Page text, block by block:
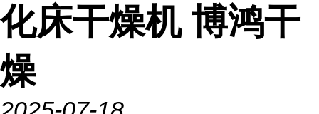
化床干燥机 博鸿干
燥